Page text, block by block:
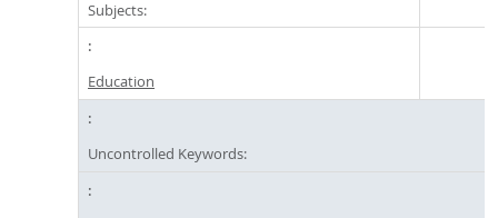
Subjects:
Education
Uncontrolled Keywords: